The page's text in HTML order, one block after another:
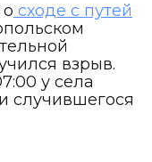
сходе с путей
взрыв.
у села
случившегося